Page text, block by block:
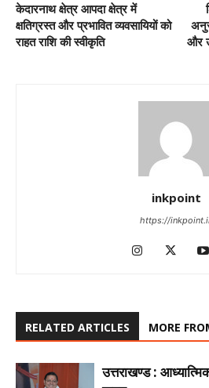
केदारनाथ क्षेत्र आपदा क्षेत्र में
क्षतिग्रस्त और प्रभावित व्यवसायियों को
राहत राशि की स्वीकृति
और
inkpoint
https://
RELATED ARTICLES MORE
उत्तराखण्ड :